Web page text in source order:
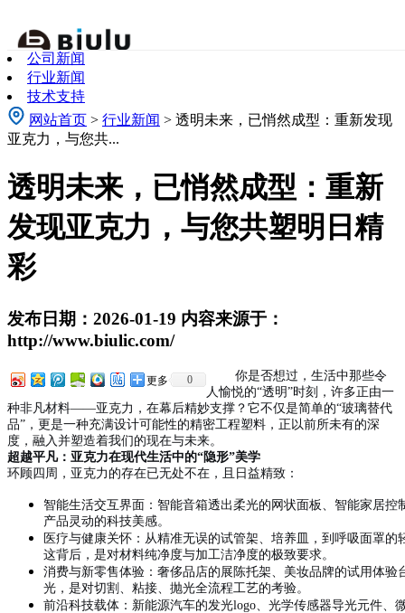
公司新闻
行业新闻
技术支持
网站首页 > 行业新闻 > 透明未来，已悄然成型：重新发现
亚克力，与您共...
透明未来，已悄然成型：重新
发现亚克力，与您共塑明日精
彩
发布日期：2026-01-19 内容来源于：
http://www.biulic.com/
更多 0
你是否想过，生活中那些令
人愉悦的“透明”时刻，许多正由一
种非凡材料——亚克力，在幕后精妙支撑？它不仅是简单的“玻璃替代
品”，更是一种充满设计可能性的精密工程塑料，正以前所未有的深
度，融入并塑造着我们的现在与未来。
超越平凡：亚克力在现代生活中的“隐形”美学
环顾四周，亚克力的存在已无处不在，且日益精致：
智能生活交互界面：智能音箱透出柔光的网状面板、智能家居
产品灵动的科技美感。
医疗与健康关怀：从精准无误的试管架、培养皿，到呼吸面罩
这背后，是对材料纯净度与加工洁净度的极致要求。
消费与新零售体验：奢侈品店的展陈托架、美妆品牌的试用体
光，是对切割、粘接、抛光全流程工艺的考验。
前沿科技载体：新能源汽车的发光logo、光学传感器导光元件